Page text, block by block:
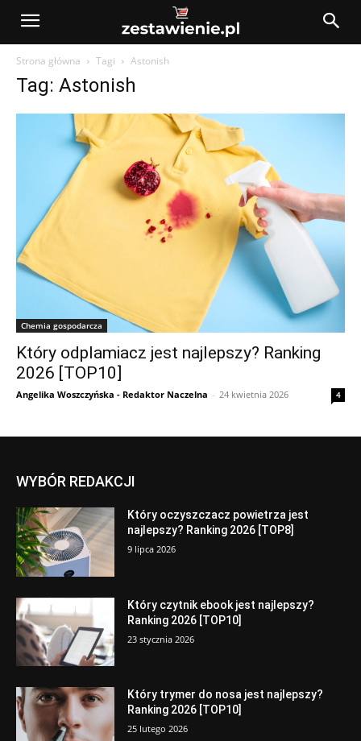
Strona główna Tagi Astonish
Tag: Astonish
Chemia gospodarcza
Który odplamiacz jest najlepszy? Ranking
2026 [TOP10]
Angelika Woszczyńska - Redaktor Naczelna - 24 kwietnia 2026 4
WYBÓR REDAKCJI
Który oczyszczacz powietrza jest
najlepszy? Ranking 2026 [TOP8]
9 lipca 2026
Który czytnik ebook jest najlepszy?
Ranking 2026 [TOP10]
23 stycznia 2026
Który trymer do nosa jest najlepszy?
Ranking 2026 [TOP10]
25 lutego 2026